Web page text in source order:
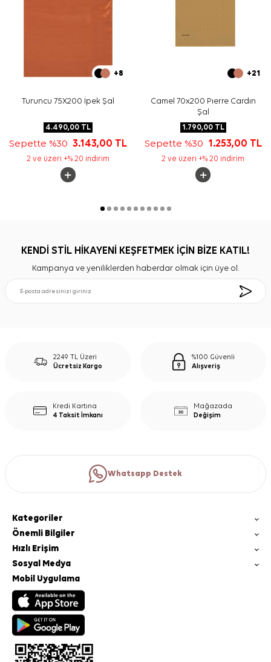
+8
Turuncu 75X200 İpek Şal
4.490,00TL
Sepette %30 3.143,00 TL
2 ve üzeri +% 20 indirim
+21
Camel 70x200 Pıerre Cardın
Şal
1.790,00TL
Sepette %30 1.253,00 TL
2 ve üzeri +% 20 indirim
KENDİ STİL HİKAYENİ KEŞFETMEK İÇİN BİZE KATIL!
Kampanya ve yeniliklerden haberdar olmak için üye ol.
2249 TL Üzeri
Ücretsiz Kargo
%100 Güvenli
Alışveriş
Kredi Kartına
4 Taksit İmkanı
Mağazada
Değişim
Whatsapp Destek
Kategoriler
Önemli Bilgiler
Hızlı Erişim
Sosyal Medya
Mobil Uygulama